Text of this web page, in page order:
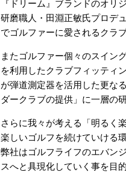
『ドリーム』ブランドのオリ
研磨職人・田淵正敏氏プロデ
でゴルファーに愛されるクラ
またゴルファー個々のスイン
を利用したクラブフィッティ
が弾道測定器を活用した更な
ダークラブの提供」に一層の
さらに我々が考える「明るく
楽しいゴルフを続けていける
弊社はゴルフライフのエバン
スへと具現化していく事を目